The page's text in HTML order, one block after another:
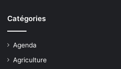
Catégories
Agenda
Agriculture